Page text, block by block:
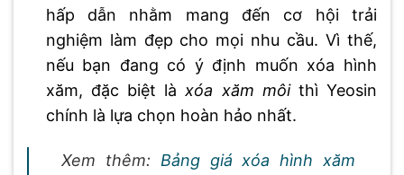
hấp dẫn nhằm mang đến cơ hội trải
nghiệm làm đẹp cho mọi nhu cầu. Vì thế,
nếu bạn đang có ý định muốn xóa hình
xăm, đặc biệt là xóa xăm môithì Yeosin
chính là lựa chọn hoàn hảo nhất.
Xem thêm: Bảng giá xóa hình xăm